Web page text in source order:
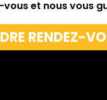
vous et nous vous
RENDEZ-